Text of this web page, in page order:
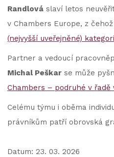
Randlová slaví letos
v Chambers Europe, z čehož
(nejvyšší uveřejněné)
Partner a vedoucí
Michal Peškar se může
Chambers – podruhé v řadě
Celému týmu i oběma
právníkům patří obrovská
Datum: 23. 03. 2026